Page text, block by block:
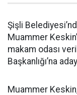
Şişli
Muammer
makam odası
Başkanlığı’na
Muammer